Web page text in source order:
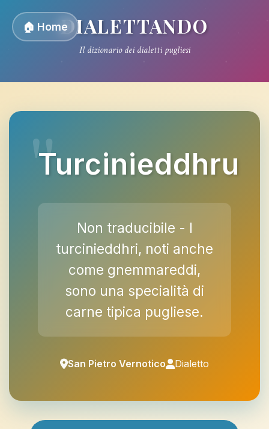
🏠 HomeDIALETTANDO
Il dizionario dei dialetti pugliesi
Turcinieddhru
Non traducibile - I
turcinieddhri, noti anche
come gnemmareddi,
sono una specialità di
carne tipica pugliese.
San Pietro Vernotico Dialetto